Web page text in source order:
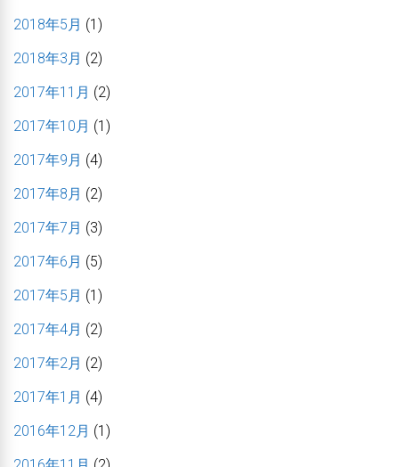
2018年5月 (1)
2018年3月 (2)
2017年11月 (2)
2017年10月 (1)
2017年9月 (4)
2017年8月 (2)
2017年7月 (3)
2017年6月 (5)
2017年5月 (1)
2017年4月 (2)
2017年2月 (2)
2017年1月 (4)
2016年12月 (1)